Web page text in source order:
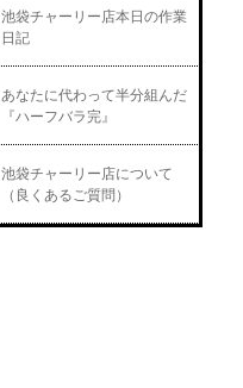
池袋チャーリー店本日の作業
日記
あなたに代わって半分組んだ
『ハーフバラ完』
池袋チャーリー店について
（良くあるご質問）